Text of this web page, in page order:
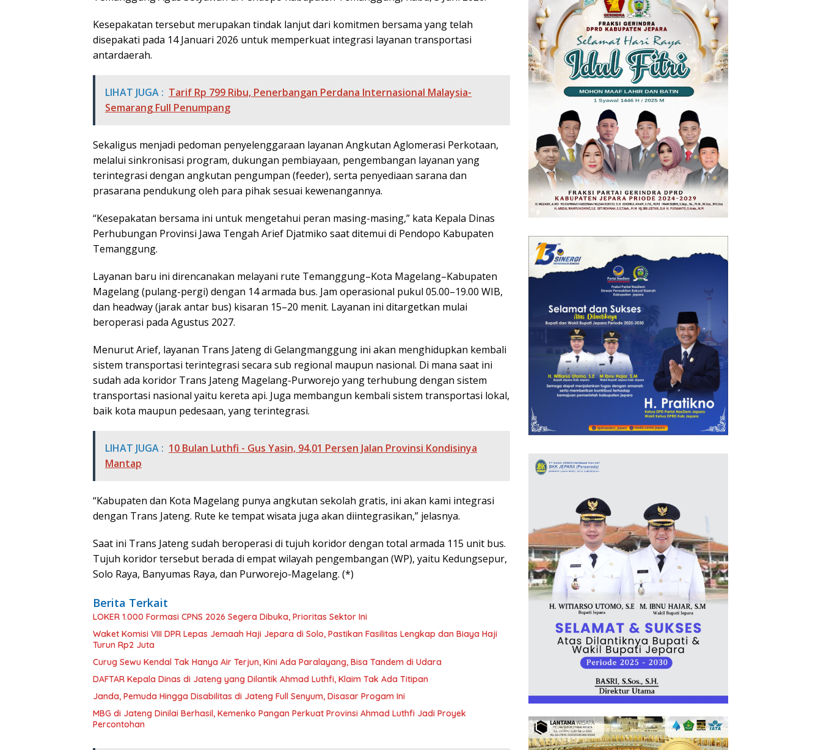
Kesepakatan tersebut merupakan tindak lanjut dari komitmen bersama yang telah
disepakati pada 14 Januari 2026 untuk memperkuat integrasi layanan transportasi
antardaerah.
LIHAT JUGA : Tarif Rp 799 Ribu, Penerbangan Perdana Internasional Malaysia-
Semarang Full Penumpang
Sekaligus menjadi pedoman penyelenggaraan layanan Angkutan Aglomerasi Perkotaan,
melalui sinkronisasi program, dukungan pembiayaan, pengembangan layanan yang
terintegrasi dengan angkutan pengumpan (feeder), serta penyediaan sarana dan
prasarana pendukung oleh para pihak sesuai kewenangannya.
“Kesepakatan bersama ini untuk mengetahui peran masing-masing,” kata Kepala Dinas
Perhubungan Provinsi Jawa Tengah Arief Djatmiko saat ditemui di Pendopo Kabupaten
Temanggung.
Layanan baru ini direncanakan melayani rute Temanggung–Kota Magelang–Kabupaten
Magelang (pulang-pergi) dengan 14 armada bus. Jam operasional pukul 05.00–19.00 WIB,
dan headway (jarak antar bus) kisaran 15–20 menit. Layanan ini ditargetkan mulai
beroperasi pada Agustus 2027.
Menurut Arief, layanan Trans Jateng di Gelangmanggung ini akan menghidupkan kembali
sistem transportasi terintegrasi secara sub regional maupun nasional. Di mana saat ini
sudah ada koridor Trans Jateng Magelang-Purworejo yang terhubung dengan sistem
transportasi nasional yaitu kereta api. Juga membangun kembali sistem transportasi lokal,
baik kota maupun pedesaan, yang terintegrasi.
LIHAT JUGA : 10 Bulan Luthfi - Gus Yasin, 94,01 Persen Jalan Provinsi Kondisinya
Mantap
“Kabupaten dan Kota Magelang punya angkutan sekolah gratis, ini akan kami integrasi
dengan Trans Jateng. Rute ke tempat wisata juga akan diintegrasikan,” jelasnya.
Saat ini Trans Jateng sudah beroperasi di tujuh koridor dengan total armada 115 unit bus.
Tujuh koridor tersebut berada di empat wilayah pengembangan (WP), yaitu Kedungsepur,
Solo Raya, Banyumas Raya, dan Purworejo-Magelang. (*)
Berita Terkait
LOKER 1.000 Formasi CPNS 2026 Segera Dibuka, Prioritas Sektor Ini
Waket Komisi VIII DPR Lepas Jemaah Haji Jepara di Solo, Pastikan Fasilitas Lengkap dan Biaya Haji
Turun Rp2 Juta
Curug Sewu Kendal Tak Hanya Air Terjun, Kini Ada Paralayang, Bisa Tandem di Udara
DAFTAR Kepala Dinas di Jateng yang Dilantik Ahmad Luthfi, Klaim Tak Ada Titipan
Janda, Pemuda Hingga Disabilitas di Jateng Full Senyum, Disasar Progam Ini
MBG di Jateng Dinilai Berhasil, Kemenko Pangan Perkuat Provinsi Ahmad Luthfi Jadi Proyek
Percontohan